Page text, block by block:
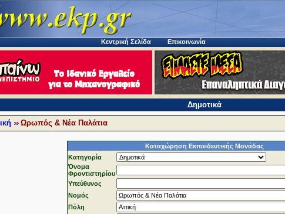
Κεντρική Σελίδα Επικοινωνία
Δημοτικά
Ωρωπός & Νέα Παλάτια
Καταχώρηση Εκπαιδευτικής Μονάδας
Κατηγορία
Όνομα
Φροντιστηρίου
Υπεύθυνος
Νομός
Πόλη